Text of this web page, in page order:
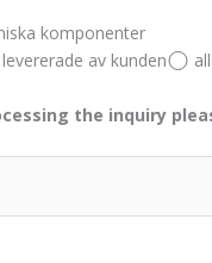
komponenter
av kunden
the inquiry